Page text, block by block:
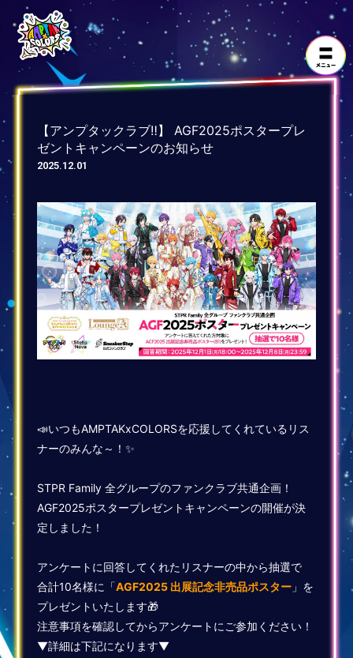
【アンプタックラブ‼︎】 AGF2025ポスタープレ
ゼントキャンペーンのお知らせ
2025.12.01
📣いつもAMPTAKxCOLORSを応援してくれているリス
ナーのみんな～！✨
STPR Family 全グループのファンクラブ共通企画！
AGF2025ポスタープレゼントキャンペーンの開催が決
定しました！
アンケートに回答してくれたリスナーの中から抽選で
合計10名様に「AGF2025 出展記念非売品ポスター 」を
プレゼントいたします🎁
注意事項を確認してからアンケートにご参加ください！
▼詳細は下記になります▼